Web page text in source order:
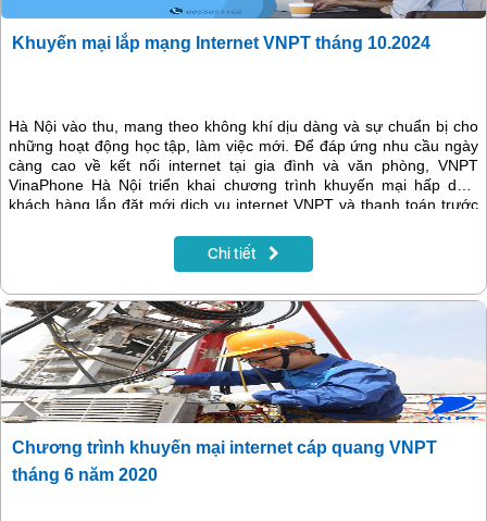
Khuyến mại lắp mạng Internet VNPT tháng 10.2024
Hà Nội vào thu, mang theo không khí dịu dàng và sự chuẩn bị cho
những hoạt động học tập, làm việc mới. Để đáp ứng nhu cầu ngày
càng cao về kết nối internet tại gia đình và văn phòng, VNPT
VinaPhone Hà Nội triển khai chương trình khuyến mại hấp dẫn,
khách hàng lắp đặt mới dịch vụ internet VNPT và thanh toán trước
hội tuyệt vời để sở hữu đường truyền internet chất lượng cao, ổn
Chi tiết
Chương trình khuyến mại internet cáp quang VNPT
tháng 6 năm 2020